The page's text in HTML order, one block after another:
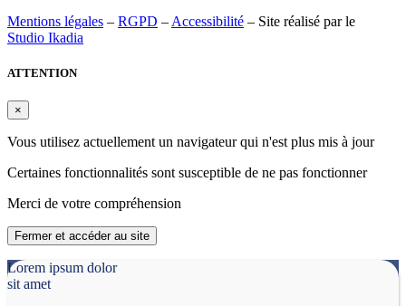
Mentions légales – RGPD – Accessibilité – Site réalisé par le
Studio Ikadia
ATTENTION
×
Vous utilisez actuellement un navigateur qui n'est plus mis à jour
Certaines fonctionnalités sont susceptible de ne pas fonctionner
Merci de votre compréhension
Fermer et accéder au site
Lorem ipsum dolor
sit amet